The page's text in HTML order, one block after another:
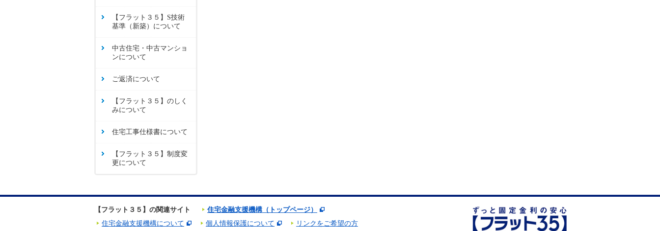
【フラット３５】S技術
基準（新築）について
中古住宅・中古マンショ
ンについて
ご返済について
【フラット３５】のしく
みについて
住宅工事仕様書について
【フラット３５】制度変
更について
【フラット３５】の関連サイト
住宅金融支援機構（トップページ）
住宅金融支援機構について
個人情報保護について リンクをご希望の方